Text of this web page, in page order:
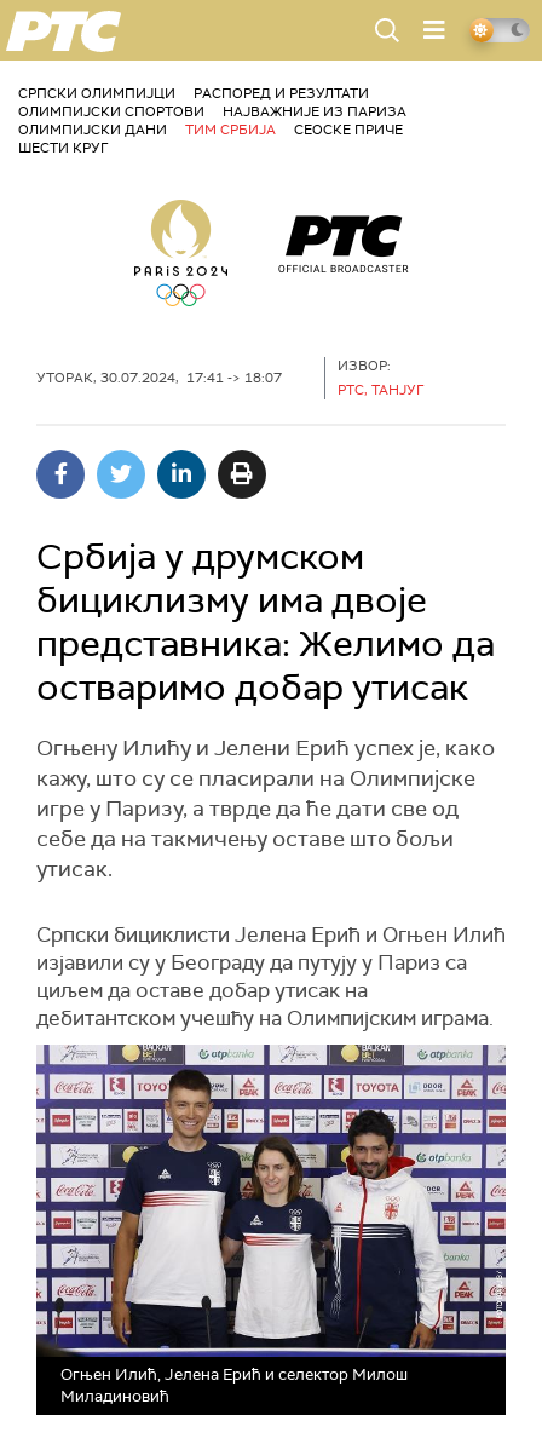
РТС
СРПСКИ ОЛИМПИЈЦИ
РАСПОРЕД И РЕЗУЛТАТИ
ОЛИМПИЈСКИ СПОРТОВИ
НАЈВАЖНИЈЕ ИЗ ПАРИЗА
ОЛИМПИЈСКИ ДАНИ
ТИМ СРБИЈА
СЕОСКЕ ПРИЧЕ
ШЕСТИ КРУГ
УТОРАК, 30.07.2024, 17:41 -> 18:07
ИЗВОР:
РТС, ТАНЈУГ
Србија у друмском
бициклизму има двоје
представника: Желимо да
остваримо добар утисак
Огњену Илићу и Јелени Ерић успех је, како
кажу, што су се пласирали на Олимпијске
игре у Паризу, а тврде да ће дати све од
себе да на такмичењу оставе што бољи
утисак.
Српски бициклисти Јелена Ерић и Огњен Илић
изјавили су у Београду да путују у Париз са
циљем да оставе добар утисак на
дебитантском учешћу на Олимпијским играма.
Огњен Илић, Јелена Ерић и селектор Милош
Миладиновић